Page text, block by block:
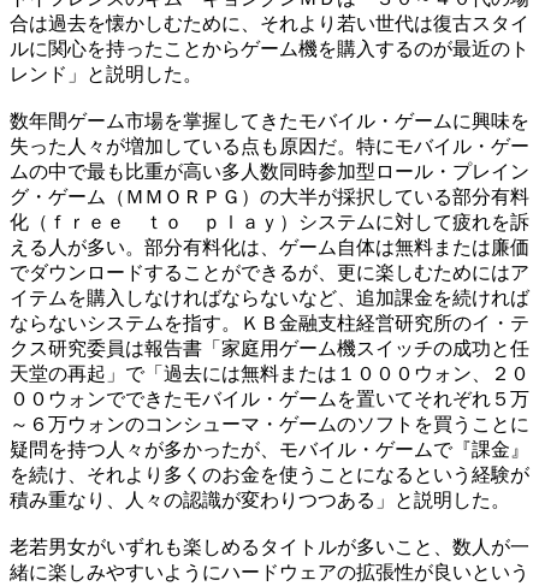
合は過去を懐かしむために、それより若い世代は復古スタイ
ルに関心を持ったことからゲーム機を購入するのが最近のト
レンド」と説明した。
数年間ゲーム市場を掌握してきたモバイル・ゲームに興味を
失った人々が増加している点も原因だ。特にモバイル・ゲー
ムの中で最も比重が高い多人数同時参加型ロール・プレイン
グ・ゲーム（ＭＭＯＲＰＧ）の大半が採択している部分有料
化（ｆｒｅｅ ｔｏ ｐｌａｙ）システムに対して疲れを訴
える人が多い。部分有料化は、ゲーム自体は無料または廉価
でダウンロードすることができるが、更に楽しむためにはア
イテムを購入しなければならないなど、追加課金を続ければ
ならないシステムを指す。ＫＢ金融支柱経営研究所のイ・テ
クス研究委員は報告書「家庭用ゲーム機スイッチの成功と任
天堂の再起」で「過去には無料または１０００ウォン、２０
００ウォンでできたモバイル・ゲームを置いてそれぞれ５万
～６万ウォンのコンシューマ・ゲームのソフトを買うことに
疑問を持つ人々が多かったが、モバイル・ゲームで『課金』
を続け、それより多くのお金を使うことになるという経験が
積み重なり、人々の認識が変わりつつある」と説明した。
老若男女がいずれも楽しめるタイトルが多いこと、数人が一
緒に楽しみやすいようにハードウェアの拡張性が良いという